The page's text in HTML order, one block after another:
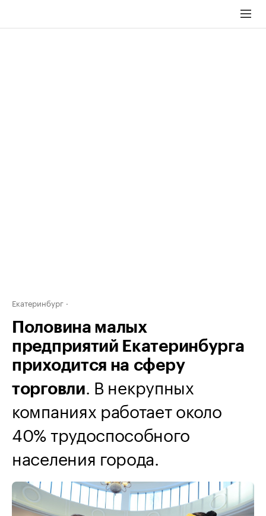
Екатеринбург
Половина малых
предприятий Екатеринбурга
приходится на сферу
торговли. В некрупных
компаниях работает около
40% трудоспособного
населения города.